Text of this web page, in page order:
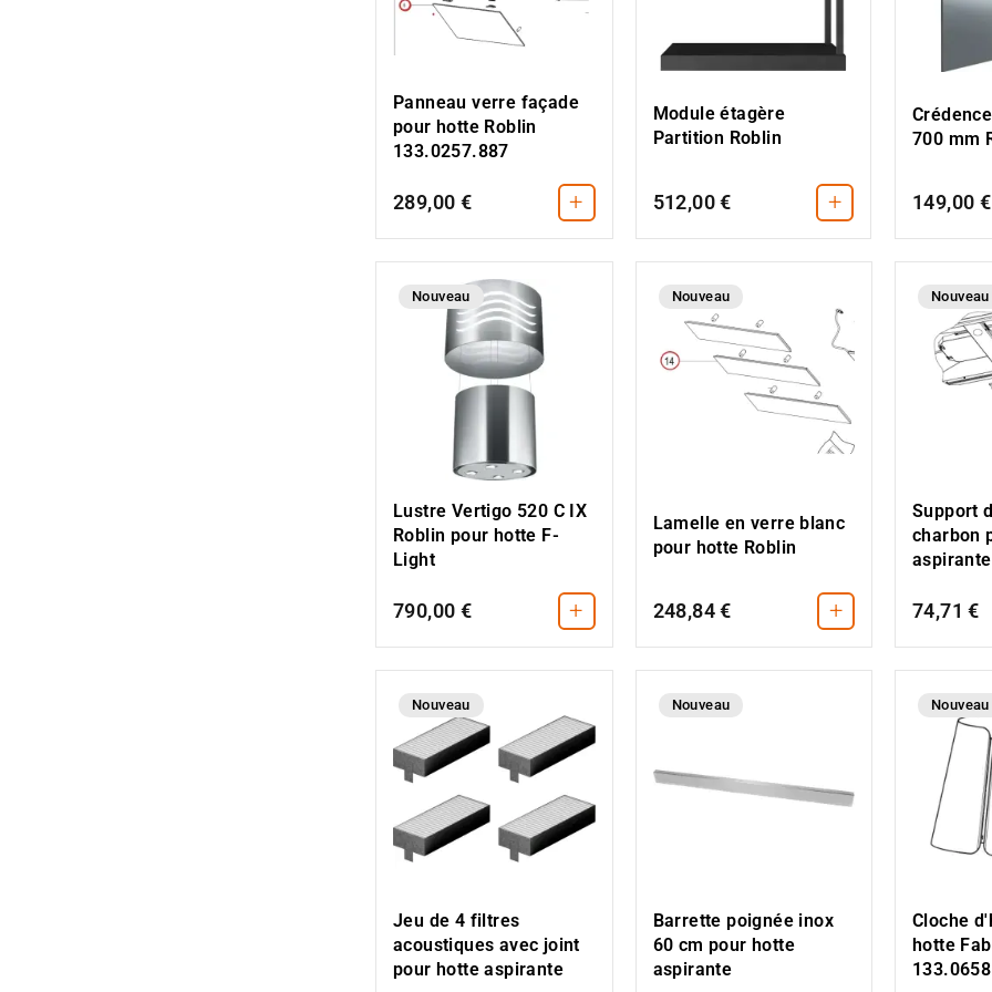
Panneau verre façade
pour hotte Roblin
133.0257.887
289,00 € +
Module étagère
Partition Roblin
512,00 € +
700 mm
149,00 €
Nouveau
Lustre Vertigo 520 C IX
Roblin pour hotte F-
Light
790,00 € +
Nouveau
Lamelle en verre blanc
pour hotte Roblin
248,84 € +
Nouveau
Support
charbon
aspirante
74,71 €
Nouveau
Jeu de 4 filtres
acoustiques avec joint
pour hotte aspirante
Nouveau
Barrette poignée inox
60 cm pour hotte
aspirante
Nouveau
Cloche
hotte